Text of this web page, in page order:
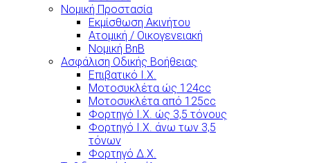
Νομική Προστασία
Εκμίσθωση Ακινήτου
Ατομική / Οικογενειακή
Νομική BnB
Ασφάλιση Οδικής Βοήθειας
Επιβατικό Ι.Χ.
Μοτοσυκλέτα ώς 124cc
Μοτοσυκλέτα από 125cc
Φορτηγό Ι.Χ. ώς 3,5 τόνους
Φορτηγό Ι.Χ. άνω των 3,5
τόνων
Φορτηγό Δ.Χ.